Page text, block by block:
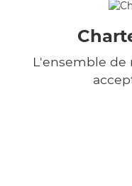
L'ensemble de